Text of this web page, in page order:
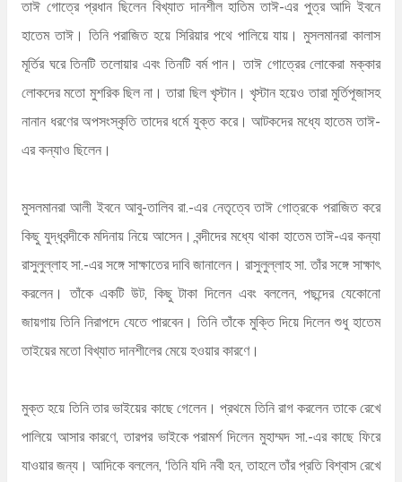
তাঈ গোত্রে প্রধান ছিলেন বিখ্যাত দানশীল হাতিম তাঈ-এর পুত্র আদি ইবনে
হাতেম তাঈ। তিনি পরাজিত হয়ে সিরিয়ার পথে পালিয়ে যায়। মুসলমানরা কালাস
মূর্তির ঘরে তিনটি তলোয়ার এবং তিনটি বর্ম পান। তাঈ গোত্রের লোকেরা মক্কার
লোকদের মতো মুশরিক ছিল না। তারা ছিল খৃস্টান। খৃস্টান হয়েও তারা মুর্তিপূজাসহ
নানান ধরণের অপসংস্কৃতি তাদের ধর্মে যুক্ত করে। আটকদের মধ্যে হাতেম তাঈ-
এর কন্যাও ছিলেন।
মুসলমানরা আলী ইবনে আবু-তালিব রা.-এর নেতৃত্বে তাঈ গোত্রকে পরাজিত করে
কিছু যুদ্ধবন্দীকে মদিনায় নিয়ে আসেন। বন্দীদের মধ্যে থাকা হাতেম তাঈ-এর কন্যা
রাসুলুল্লাহ সা.-এর সঙ্গে সাক্ষাতের দাবি জানালেন। রাসুলুল্লাহ সা. তাঁর সঙ্গে সাক্ষাৎ
করলেন। তাঁকে একটি উট, কিছু টাকা দিলেন এবং বললেন, পছন্দের যেকোনো
জায়গায় তিনি নিরাপদে যেতে পারবেন। তিনি তাঁকে মুক্তি দিয়ে দিলেন শুধু হাতেম
তাইয়ের মতো বিখ্যাত দানশীলের মেয়ে হওয়ার কারণে।
মুক্ত হয়ে তিনি তার ভাইয়ের কাছে গেলেন। প্রথমে তিনি রাগ করলেন তাকে রেখে
পালিয়ে আসার কারণে, তারপর ভাইকে পরামর্শ দিলেন মুহাম্মদ সা.-এর কাছে ফিরে
যাওয়ার জন্য। আদিকে বললেন, ‘তিনি যদি নবী হন, তাহলে তাঁর প্রতি বিশ্বাস রেখে